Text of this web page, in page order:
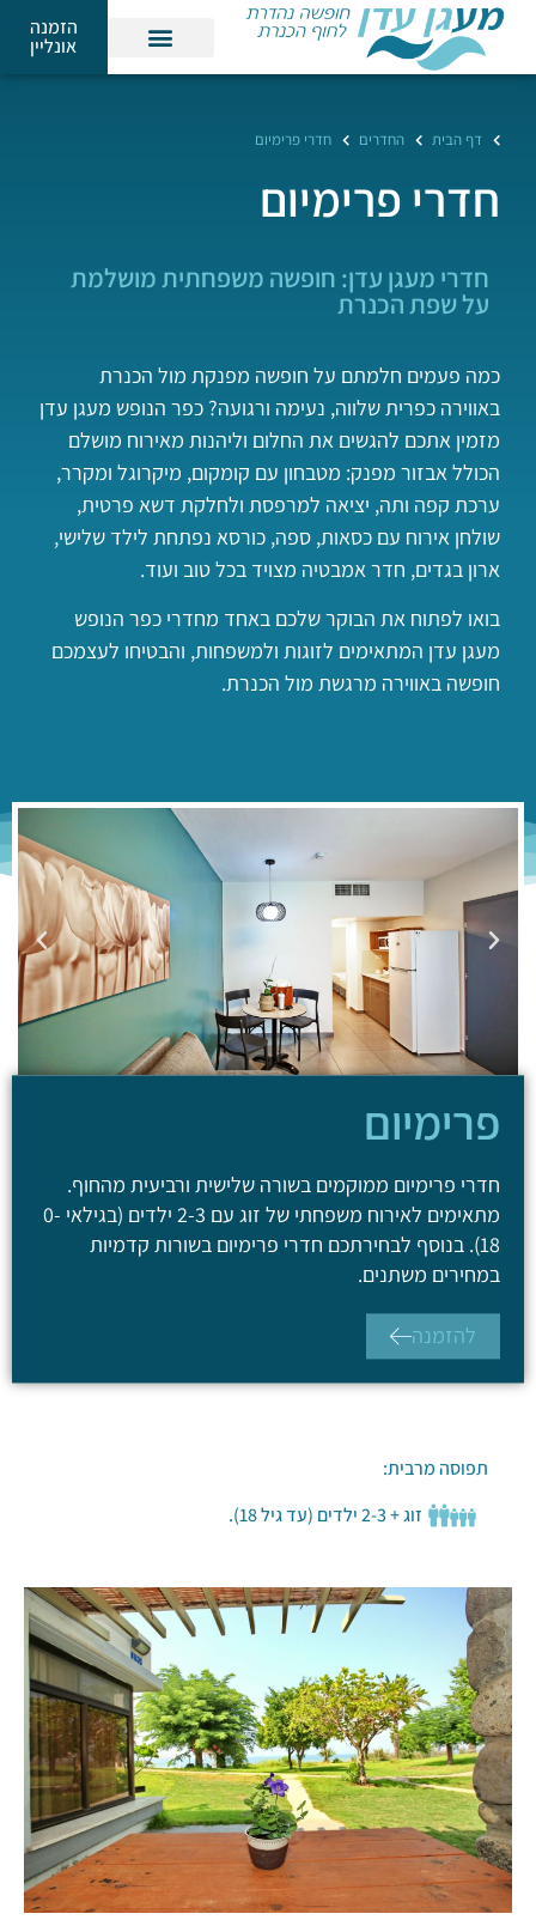
הזמנה
אונליין
דף הבית החדרים חדרי פרימיום
חדרי פרימיום
חדרי מעגן עדן: חופשה משפחתית מושלמת
על שפת הכנרת
כמה פעמים חלמתם על חופשה מפנקת מול הכנרת
באווירה כפרית שלווה, נעימה ורגועה? כפר הנופש מעגן עדן
מזמין אתכם להגשים את החלום וליהנות מאירוח מושלם
הכולל אבזור מפנק: מטבחון עם קומקום, מיקרוגל ומקרר,
ערכת קפה ותה, יציאה למרפסת ולחלקת דשא פרטית,
שולחן אירוח עם כסאות, ספה, כורסא נפתחת לילד שלישי,
ארון בגדים, חדר אמבטיה מצויד בכל טוב ועוד.
בואו לפתוח את הבוקר שלכם באחד מחדרי כפר הנופש
מעגן עדן המתאימים לזוגות ולמשפחות, והבטיחו לעצמכם
חופשה באווירה מרגשת מול הכנרת.
פרימיום
חדרי פרימיום ממוקמים בשורה שלישית ורביעית מהחוף.
מתאימים לאירוח משפחתי של זוג עם 2-3 ילדים (בגילאי 0-
18). בנוסף לבחירתכם חדרי פרימיום בשורות קדמיות
במחירים משתנים.
להזמנה
תפוסה מרבית:
זוג + 2-3 ילדים (עד גיל 18).